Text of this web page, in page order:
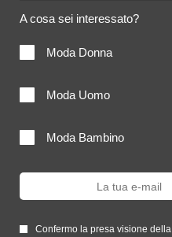
A cosa sei interessato?
Moda Donna
Moda Uomo
Moda Bambino
Confermo la presa visione della